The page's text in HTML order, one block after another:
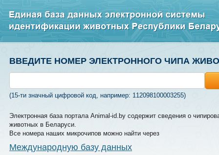
ВВЕДИТЕ НОМЕР ЭЛЕКТРОННОГО ЧИПА
(15-ти значный цифровой код, например: 112098100003255)
Электронная база портала Animal-id.by содержит сведения о
животных в Беларуси.
Все номера наших микрочипов можно найти через
Международную базу данных